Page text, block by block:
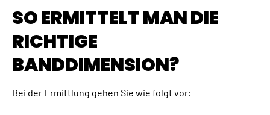
SO ERMITTELT MAN DIE
RICHTIGE
BANDDIMENSION?
Bei der Ermittlung gehen Sie wie folgt vor: